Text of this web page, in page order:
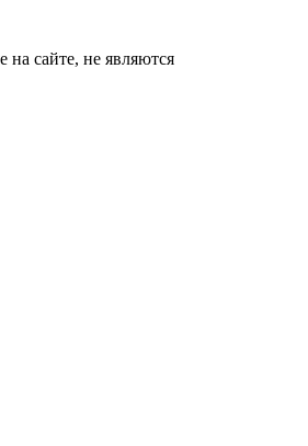
сайте, не являются